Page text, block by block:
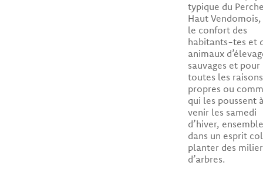
typique du
Haut
le confort des
habitants-tes et
animaux
sauvages et pour
toutes les raisons
propres ou
qui les poussent
venir les samedi
d’hiver,
dans un esprit
planter des
d’arbres.